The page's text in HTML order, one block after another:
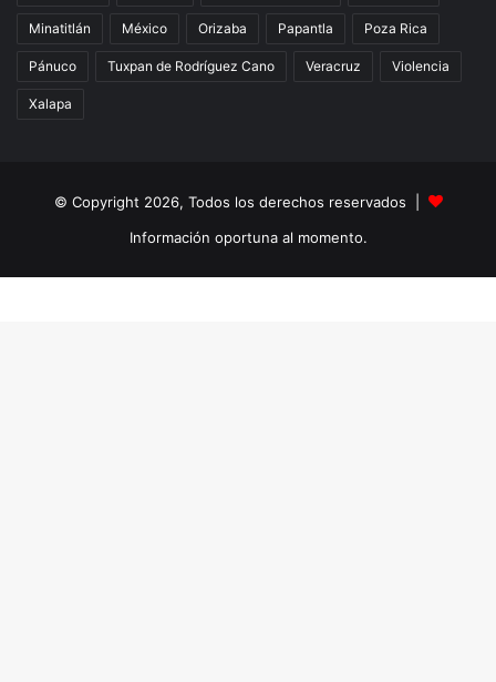
Minatitlán México Orizaba Papantla Poza Rica
Pánuco Tuxpan de Rodríguez Cano Veracruz Violencia
Xalapa
© Copyright 2026, Todos los derechos reservados |
Información oportuna al momento.